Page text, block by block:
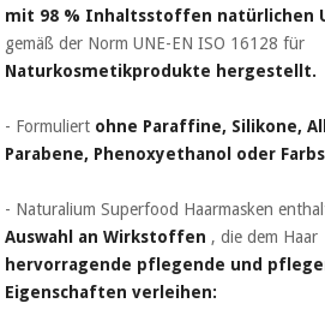
mit 98 % Inhaltsstoffen natürlichen
gemäß der Norm UNE-EN ISO 16128 für
Naturkosmetikprodukte hergestellt.
- Formuliert ohne Paraffine, Silikone,
Parabene, Phenoxyethanol oder
- Naturalium Superfood Haarmasken
Auswahl an Wirkstoffen , die dem Haar
hervorragende pflegende und
Eigenschaften verleihen: